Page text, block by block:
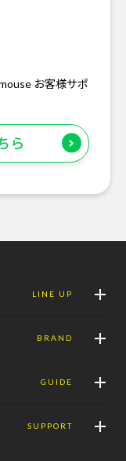
お客様サポ
ら
LINE UP
BRAND
GUIDE
SUPPORT